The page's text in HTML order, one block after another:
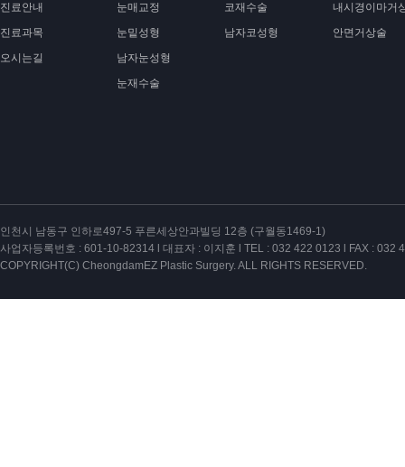
진료안내
진료과목
오시는길
눈매교정
눈밑성형
남자눈성형
눈재수술
코재수술
남자코성형
내시경이마거
안면거상술
인천시 남동구 인하로497-5 푸른세상안과빌딩 12층 (구월동1469-1)
사업자등록번호 : 601-10-82314 l 대표자 : 이지훈 l TEL : 032 422 0123 l FAX : 032
COPYRIGHT(C) CheongdamEZ Plastic Surgery. ALL RIGHTS RESERVED.